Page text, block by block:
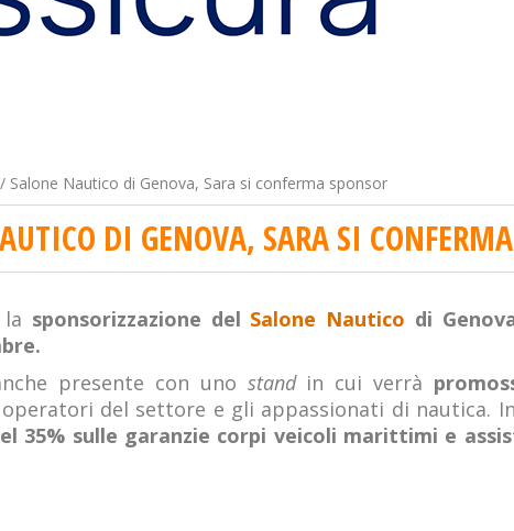
/ Salone Nautico di Genova, Sara si conferma sponsor
DI GENOVA, SARA SI
sponsorizzazione del Salone Nautico di
presente con uno stand in cui verrà
del settore e gli appassionati di nautica.
35% sulle garanzie corpi veicoli marittimi e